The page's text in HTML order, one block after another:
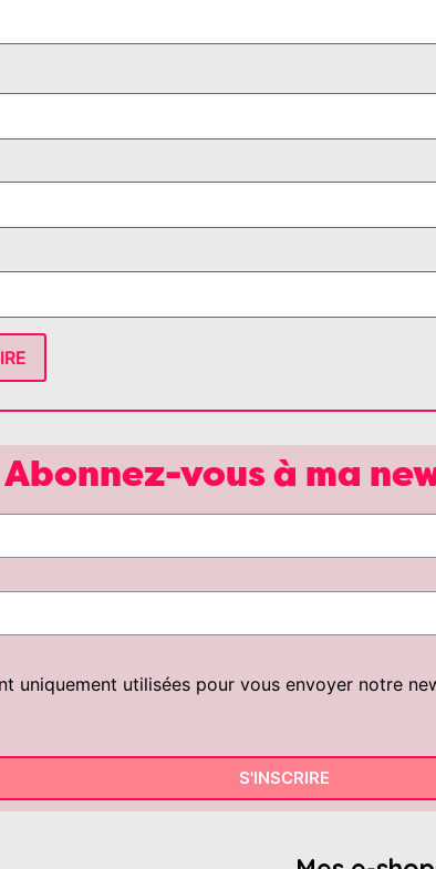
Abonnez-vous à ma
uniquement utilisées pour vous envoyer notre
S'INSCRIRE